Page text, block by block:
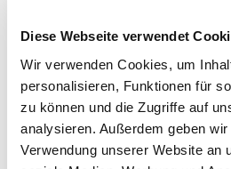
Diese Webseite verwendet
Wir verwenden Cookies, um
personalisieren, Funktionen für
zu können und die Zugriffe auf
analysieren. Außerdem geben
Verwendung unserer Website an
Downloads zum
Fragen zum